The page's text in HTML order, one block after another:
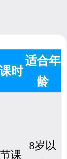
时
适合年
龄
课
8岁以